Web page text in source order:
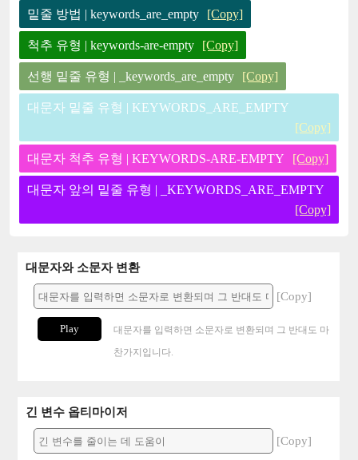
밑줄 방법 | keywords_are_empty [Copy]
척추 유형 | keywords-are-empty [Copy]
선행 밑줄 유형 | _keywords_are_empty [Copy]
대문자 밑줄 유형 | KEYWORDS_ARE_EMPTY
[Copy]
대문자 척추 유형 | KEYWORDS-ARE-EMPTY [Copy]
대문자 앞의 밑줄 유형 | _KEYWORDS_ARE_EMPTY
[Copy]
대문자와 소문자 변환
[Copy]
Play
대문자를 입력하면 소문자로 변환되며 그 반대도 마
찬가지입니다.
긴 변수 옵티마이저
[Copy]